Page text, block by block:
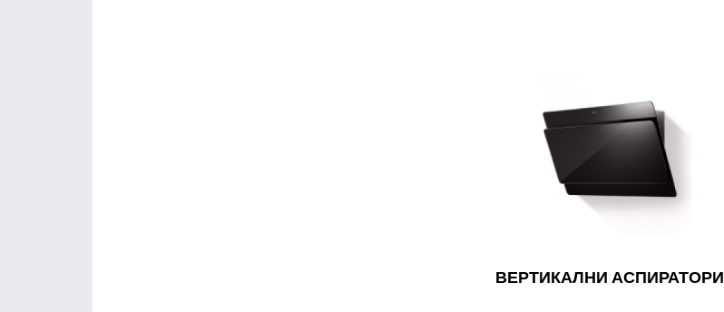
ВЕРТИКАЛНИ АСПИРАТОРИ